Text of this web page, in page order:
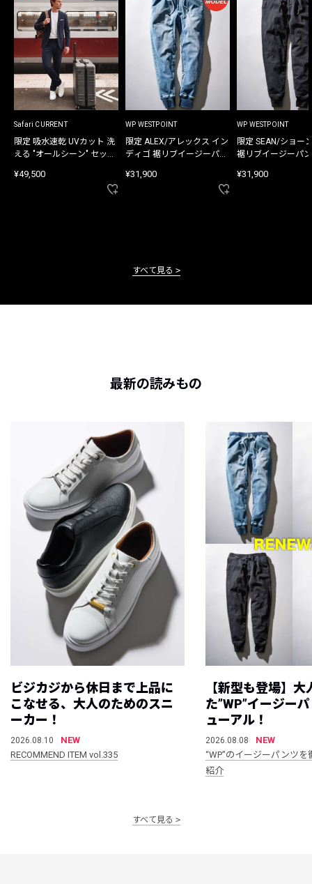
Safari CURRENT
限定 吸水速乾 UVカット 洗
える "オールシーン" セット
¥49,500
WP WESTPOINT
限定 ALEX/アレックス イン
ディゴ 裾リブイージーパン
¥31,900
WP WESTPOINT
限定 SEAN/ショー
裾リブイージーパ
¥31,900
すべて見る
最新の読みもの
ビジカジから休日まで上品に
こなせる、大人のためのスニ
ーカー！
2026.08.10
NEW
RECOMMEND ITEM vol.335
【新型も登場】大
た”WP”イージー
ューアル！
2026.08.08
NEW
“WP”のイージーパンツ
紹介
すべて見る